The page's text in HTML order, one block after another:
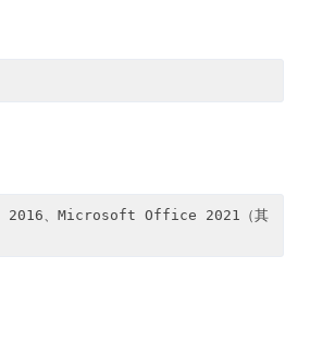
、Microsoft Office 2021（其